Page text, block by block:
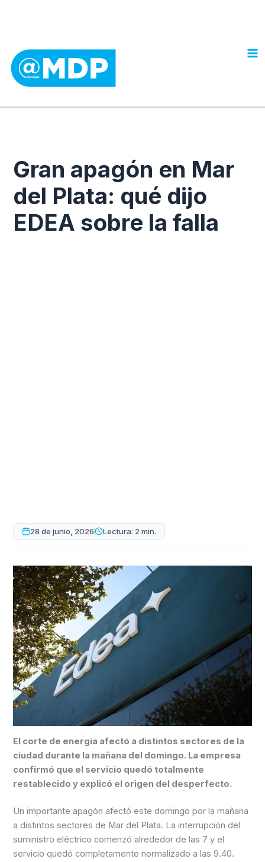
Gran apagón en Mar
del Plata: qué dijo
EDEA sobre la falla
28 de junio, 2026 Lectura: 2 min.
El corte de energía afectó a distintos sectores de la
ciudad durante la mañana del domingo. La empresa
confirmó que el servicio quedó totalmente
restablecido y explicó el origen del desperfecto.
Un importante apagón afectó este domingo por la mañana
a distintos sectores de Mar del Plata. La interrupción del
suministro eléctrico comenzó alrededor de las 7 y el
servicio quedó completamente normalizado a las 9.40.